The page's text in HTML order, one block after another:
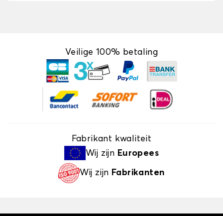
Veilige 100% betaling
Fabrikant kwaliteit
Wij zijn Europees
Wij zijn Fabrikanten